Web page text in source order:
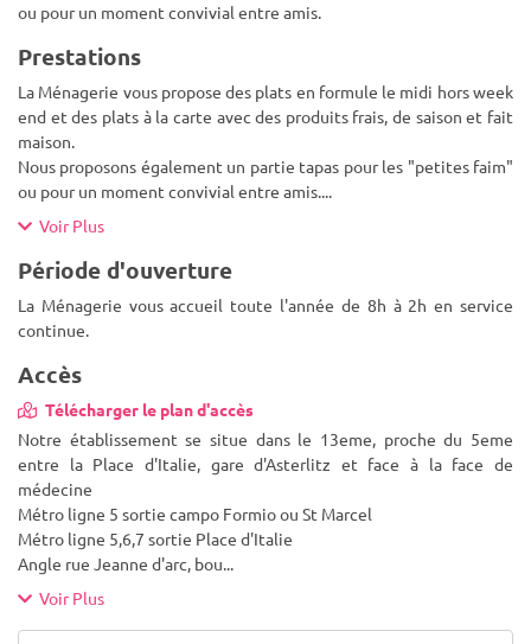
ou pour un moment convivial entre amis.
Prestations
La Ménagerie vous propose des plats en formule le midi hors week
end et des plats à la carte avec des produits frais, de saison et fait
maison.
Nous proposons également un partie tapas pour les "petites faim"
ou pour un moment convivial entre amis....
Voir Plus
Période d'ouverture
La Ménagerie vous accueil toute l'année de 8h à 2h en service
continue.
Accès
Télécharger le plan d'accès
Notre établissement se situe dans le 13eme, proche du 5eme
entre la Place d'Italie, gare d'Asterlitz et face à la face de
médecine
Métro ligne 5 sortie campo Formio ou St Marcel
Métro ligne 5,6,7 sortie Place d'Italie
Angle rue Jeanne d'arc, bou...
Voir Plus